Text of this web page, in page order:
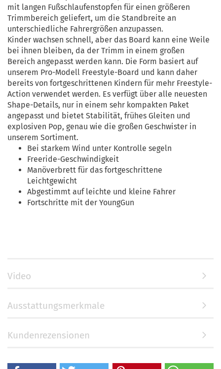
mit langen Fußschlaufenstopfen für einen größeren
Trimmbereich geliefert, um die Standbreite an
unterschiedliche Fahrergrößen anzupassen.
Kinder wachsen schnell, aber das Board kann eine Weile
bei ihnen bleiben, da der Trimm in einem großen
Bereich angepasst werden kann. Die Form basiert auf
unserem Pro-Modell Freestyle-Board und kann daher
bereits von fortgeschrittenen Kindern für mehr Freestyle-
Action verwendet werden. Es verfügt über alle neuesten
Shape-Details, nur in einem sehr kompakten Paket
angepasst und bietet Stabilität, frühes Gleiten und
explosiven Pop, genau wie die großen Geschwister in
unserem Sortiment.
Bei starkem Wind unter Kontrolle segeln
Freeride-Geschwindigkeit
Manöverbrett für das fortgeschrittene
Leichtgewicht
Abgestimmt auf leichte und kleine Fahrer
Fortschritte mit der YoungGun
Video
Ausstattungsmerkmale
Kundenrezensionen